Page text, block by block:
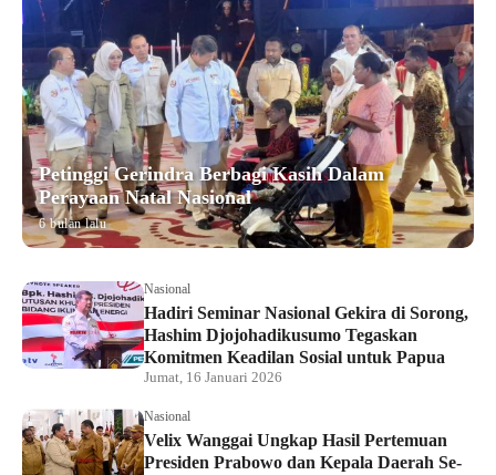
Petinggi Gerindra Berbagi Kasih Dalam
Perayaan Natal Nasional
6 bulan lalu
Nasional
Hadiri Seminar Nasional Gekira di Sorong,
Hashim Djojohadikusumo Tegaskan
Komitmen Keadilan Sosial untuk Papua
Jumat, 16 Januari 2026
Nasional
Velix Wanggai Ungkap Hasil Pertemuan
Presiden Prabowo dan Kepala Daerah Se-